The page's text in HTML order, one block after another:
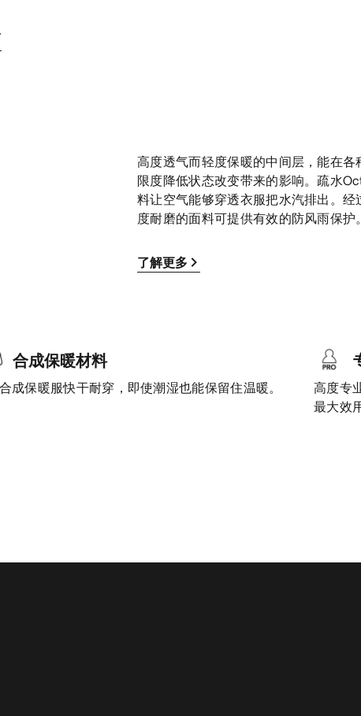
高度透气而轻度保暖的中间层，能在
限度降低状态改变带来的影响。疏水
料让空气能够穿透衣服把水汽排出。
度耐磨的面料可提供有效的防风雨保护。
了解更多
合成保暖材料
成保暖服快干耐穿，即使潮湿也能保留住温暖。
高度专
最大效